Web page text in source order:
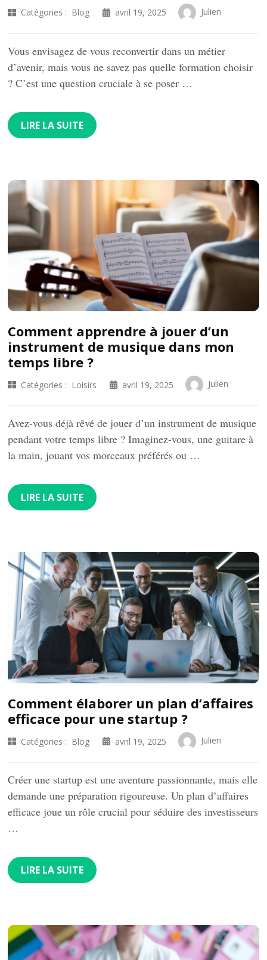
Catégories : Blog avril 19, 2025 Julien
Vous envisagez de vous reconvertir dans un métier
d’avenir, mais vous ne savez pas quelle formation choisir
? C’est une question cruciale à se poser …
LIRE LA SUITE
Comment apprendre à jouer d’un
instrument de musique dans mon
temps libre ?
Catégories : Loisirs avril 19, 2025 Julien
Avez-vous déjà rêvé de jouer d’un instrument de musique
pendant votre temps libre ? Imaginez-vous, une guitare à
la main, jouant vos morceaux préférés ou …
LIRE LA SUITE
Comment élaborer un plan d’affaires
efficace pour une startup ?
Catégories : Blog avril 19, 2025 Julien
Créer une startup est une aventure passionnante, mais elle
demande une préparation rigoureuse. Un plan d’affaires
efficace joue un rôle crucial pour séduire des investisseurs
…
LIRE LA SUITE